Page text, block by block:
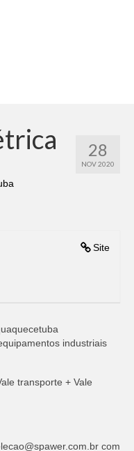
28
NOV 2020
Site
industriais
transporte + Vale
com